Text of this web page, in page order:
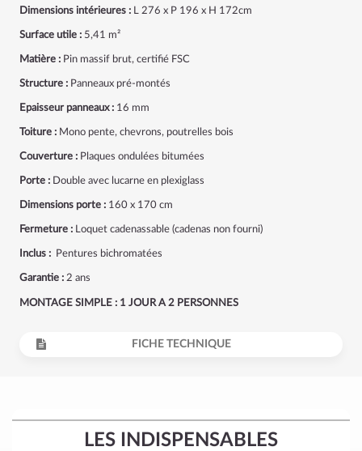
Dimensions intérieures : L 276 x P 196 x H 172cm
Surface utile : 5,41 m²
Matière : Pin massif brut, certifié FSC
Structure : Panneaux pré-montés
Epaisseur panneaux : 16 mm
Toiture : Mono pente, chevrons, poutrelles bois
Couverture : Plaques ondulées bitumées
Porte : Double avec lucarne en plexiglass
Dimensions porte : 160 x 170 cm
Fermeture : Loquet cadenassable (cadenas non fourni)
Inclus : Pentures bichromatées
Garantie : 2 ans
MONTAGE SIMPLE : 1 JOUR A 2 PERSONNES
FICHE TECHNIQUE
LES INDISPENSABLES